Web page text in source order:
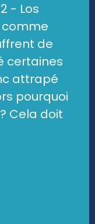
- Los
comme
de
certaines
attrapé
pourquoi
Cela doit